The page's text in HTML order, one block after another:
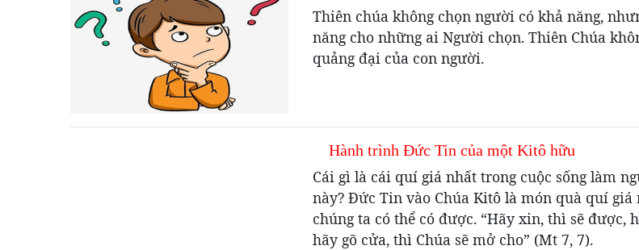
Thiên chúa không chọn người có khả năng,
năng cho những ai Người chọn. Thiên Chúa
quảng đại của con người.
Hành trình Đức Tin của một Kitô hữu
Cái gì là cái quí giá nhất trong cuộc sống làm
này? Đức Tin vào Chúa Kitô là món quà quí
chúng ta có thể có được. “Hãy xin, thì sẽ được,
hãy gõ cửa, thì Chúa sẽ mở cho” (Mt 7, 7).